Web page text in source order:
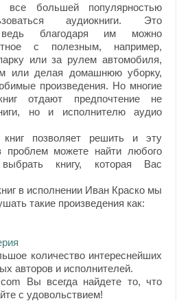
большей популярностью
аудиокниги. Это
ведь благодаря им можно
с полезным, например,
или за рулем автомобиля,
или делая домашнюю уборку,
произведения. Но многие
отдают предпочтение не
но и исполнителю аудио
позволяет решить и эту
проблем можете найти любого
книгу, которая Вас
в исполнении Иван Краско мы
такие произведения как:
количество интереснейших
авторов и исполнителей.
Вы всегда найдете то, что
с удовольствием!